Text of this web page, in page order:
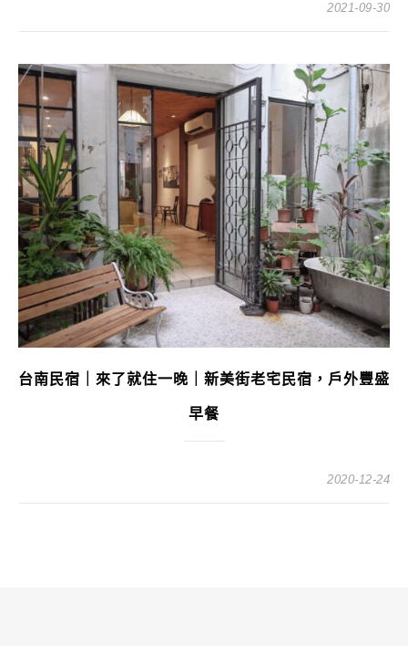
2021-09-30
台南民宿｜來了就住一晚｜新美街老宅民宿，戶外豐盛
早餐
2020-12-24